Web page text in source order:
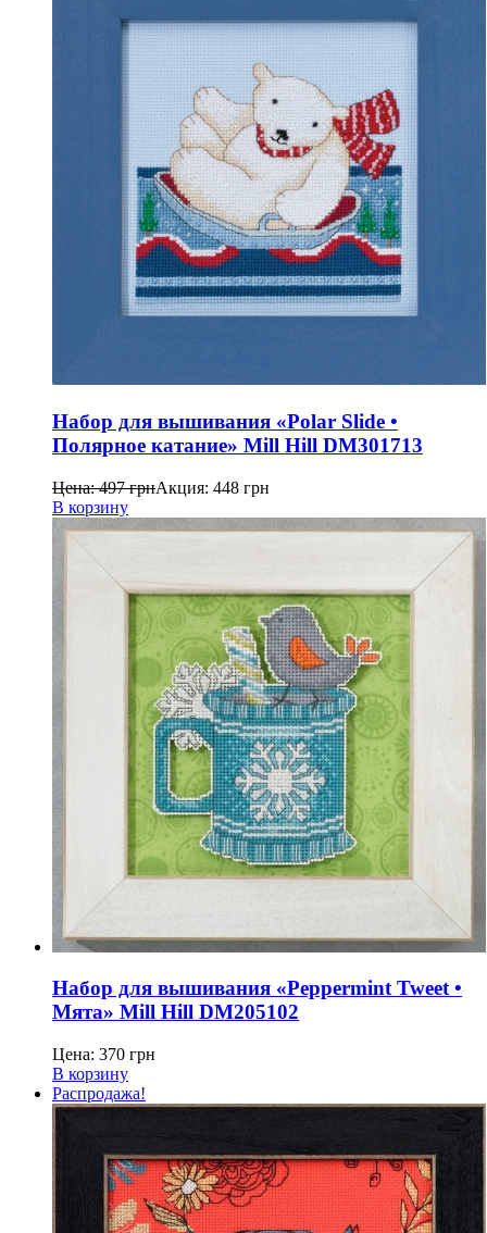
Набор для вышивания «Polar Slide •
Полярное катание» Mill Hill DM301713
Цена:497грнАкция: 448 грн
В корзину
Набор для вышивания «Peppermint Tweet •
Мята» Mill Hill DM205102
Цена: 370 грн
В корзину
Распродажа!